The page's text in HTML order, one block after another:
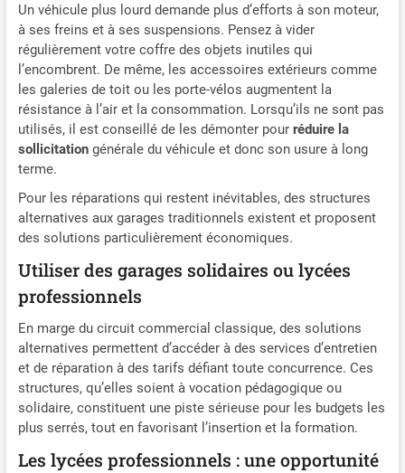
Un véhicule plus lourd demande plus d’efforts à son moteur,
à ses freins et à ses suspensions. Pensez à vider
régulièrement votre coffre des objets inutiles qui
l’encombrent. De même, les accessoires extérieurs comme
les galeries de toit ou les porte-vélos augmentent la
résistance à l’air et la consommation. Lorsqu’ils ne sont pas
utilisés, il est conseillé de les démonter pour réduire la
sollicitationgénérale du véhicule et donc son usure à long
terme.
Pour les réparations qui restent inévitables, des structures
alternatives aux garages traditionnels existent et proposent
des solutions particulièrement économiques.
Utiliser des garages solidaires ou lycées
professionnels
En marge du circuit commercial classique, des solutions
alternatives permettent d’accéder à des services d’entretien
et de réparation à des tarifs défiant toute concurrence. Ces
structures, qu’elles soient à vocation pédagogique ou
solidaire, constituent une piste sérieuse pour les budgets les
plus serrés, tout en favorisant l’insertion et la formation.
Les lycées professionnels : une opportunité